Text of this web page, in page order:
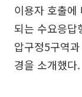
이용자 호출에
되는 수요응답
압구정5구역
경을 소개했다.